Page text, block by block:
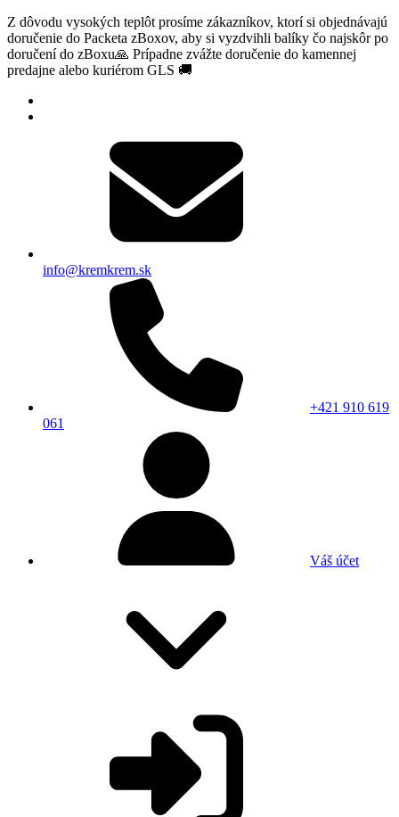
Z dôvodu vysokých teplôt prosíme zákazníkov, ktorí si objednávajú
doručenie do Packeta zBoxov, aby si vyzdvihli balíky čo najskôr po
doručení do zBoxu🙏 Prípadne zvážte doručenie do kamennej
predajne alebo kuriérom GLS 🚚
info@kremkrem.sk
+421 910 619
061
Váš účet